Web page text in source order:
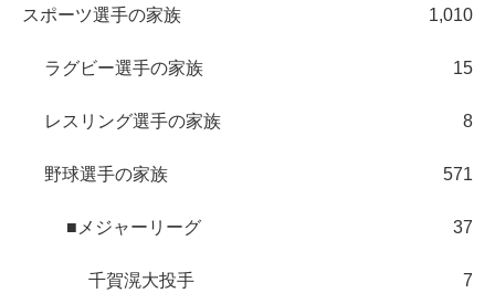
スポーツ選手の家族 1,010
ラグビー選手の家族 15
レスリング選手の家族 8
野球選手の家族 571
■メジャーリーグ 37
千賀滉大投手 7